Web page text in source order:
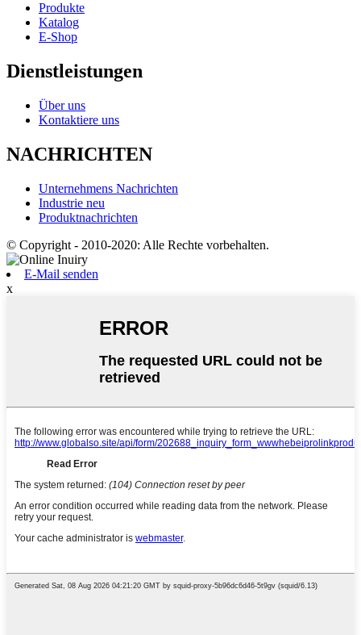
Produkte
Katalog
E-Shop
Dienstleistungen
Über uns
Kontaktiere uns
NACHRICHTEN
Unternehmens Nachrichten
Industrie neu
Produktnachrichten
© Copyright - 2010-2020: Alle Rechte vorbehalten.
E-Mail senden
x